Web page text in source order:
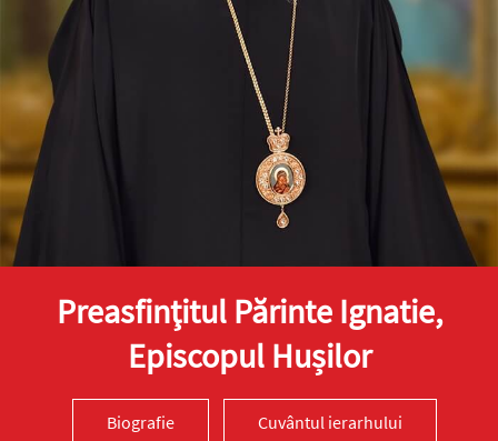
Preasfinţitul Părinte Ignatie,
Episcopul Hușilor
Biografie Cuvântul ierarhului